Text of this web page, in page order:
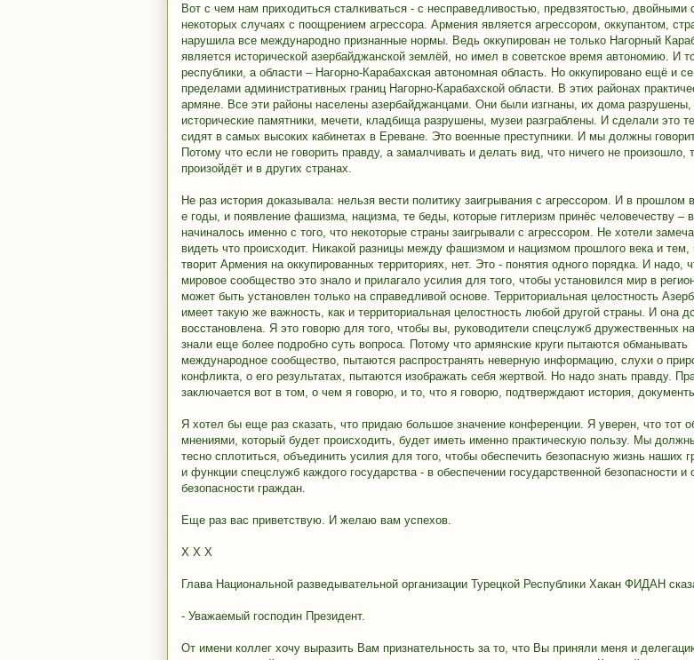
Вот с чем нам приходиться сталкиваться - с несправедливостью, предвзятостью, двойными
некоторых случаях с поощрением агрессора. Армения является агрессором, оккупантом,
нарушила все международно признанные нормы. Ведь оккупирован не только Нагорный
является исторической азербайджанской землёй, но имел в советское время автономию. И
республики, а области – Нагорно-Карабахская автономная область. Но оккупировано ещё и
пределами административных границ Нагорно-Карабахской области. В этих районах
армяне. Все эти районы населены азербайджанцами. Они были изгнаны, их дома
исторические памятники, мечети, кладбища разрушены, музеи разграблены. И сделали это
сидят в самых высоких кабинетах в Ереване. Это военные преступники. И мы должны
Потому что если не говорить правду, а замалчивать и делать вид, что ничего не произошло,
произойдёт и в других странах.
Не раз история доказывала: нельзя вести политику заигрывания с агрессором. И в прошлом
е годы, и появление фашизма, нацизма, те беды, которые гитлеризм принёс человечеству –
начиналось именно с того, что некоторые страны заигрывали с агрессором. Не хотели
видеть что происходит. Никакой разницы между фашизмом и нацизмом прошлого века и тем,
творит Армения на оккупированных территориях, нет. Это - понятия одного порядка. И надо,
мировое сообщество это знало и прилагало усилия для того, чтобы установился мир в
может быть установлен только на справедливой основе. Территориальная целостность
имеет такую же важность, как и территориальная целостность любой другой страны. И она
восстановлена. Я это говорю для того, чтобы вы, руководители спецслужб дружественных
знали еще более подробно суть вопроса. Потому что армянские круги пытаются обманывать
международное сообщество, пытаются распространять неверную информацию, слухи о
конфликта, о его результатах, пытаются изображать себя жертвой. Но надо знать правду.
заключается вот в том, о чем я говорю, и то, что я говорю, подтверждают история,
Я хотел бы еще раз сказать, что придаю большое значение конференции. Я уверен, что тот
мнениями, который будет происходить, будет иметь именно практическую пользу. Мы
тесно сплотиться, объединить усилия для того, чтобы обеспечить безопасную жизнь наших
и функции спецслужб каждого государства - в обеспечении государственной безопасности и
безопасности граждан.
Еще раз вас приветствую. И желаю вам успехов.
Х Х Х
Глава Национальной разведывательной организации Турецкой Республики Хакан ФИДАН
- Уважаемый господин Президент.
От имени коллег хочу выразить Вам признательность за то, что Вы приняли меня и